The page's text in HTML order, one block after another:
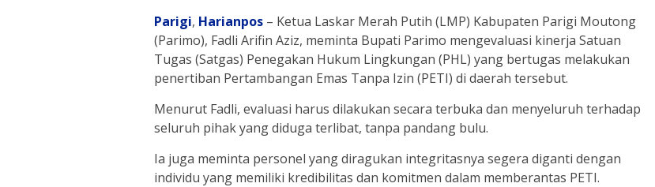
Parigi, Harianpos – Ketua Laskar Merah Putih (LMP) Kabupaten Parigi Moutong
(Parimo), Fadli Arifin Aziz, meminta Bupati Parimo mengevaluasi kinerja Satuan
Tugas (Satgas) Penegakan Hukum Lingkungan (PHL) yang bertugas melakukan
penertiban Pertambangan Emas Tanpa Izin (PETI) di daerah tersebut.
Menurut Fadli, evaluasi harus dilakukan secara terbuka dan menyeluruh terhadap
seluruh pihak yang diduga terlibat, tanpa pandang bulu.
Ia juga meminta personel yang diragukan integritasnya segera diganti dengan
individu yang memiliki kredibilitas dan komitmen dalam memberantas PETI.